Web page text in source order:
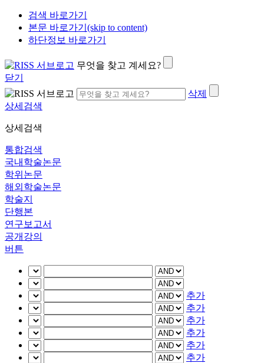
검색 바로가기
본문 바로가기(skip to content)
하단정보 바로가기
무엇을 찾고 계세요?
닫기
삭제
상세검색
상세검색
통합검색
국내학술논문
학위논문
해외학술논문
학술지
단행본
연구보고서
공개강의
버튼
추가
추가
추가
추가
추가
추가